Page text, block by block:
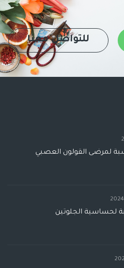
للتواصل معنا
لمرضى القولون العصبي
لحساسية الجلوتين